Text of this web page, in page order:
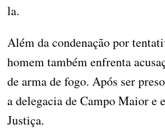
la.
Além da condenação por
homem também enfrenta
de arma de fogo. Após ser
a delegacia de Campo Maior e
Justiça.